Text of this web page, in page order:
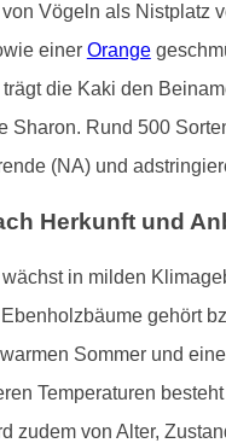
Vögeln als Nistplatz
einer Orange
die Kaki den
Sharon. Rund 500
(NA) und
Herkunft und
in milden
gehört
Sommer und
Temperaturen
zudem von Alter,